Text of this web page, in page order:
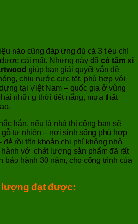
nào cũng đáp ứng đủ cả 3 tiêu chí
cái mất. Nhưng này đã có tấm xi
giúp bạn giải quyết vẫn đề
chịu nước cực tốt, phù hợp với
tại Việt Nam – quốc gia ở vùng
những thời tiết nắng, mưa thất
hẳn, nếu là nhà thi công bạn sẽ
tự nhiên – nơi sinh sống phù hợp
đẻ rồi tốn khoản chi phí không nhỏ
với chát lượng sản phẩm đã rất
bảo hành 30 năm, cho công trình của
lượng đạt được: